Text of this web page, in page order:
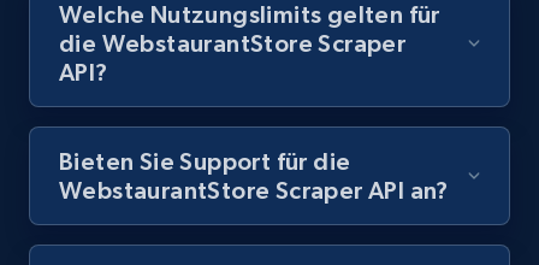
Lazada - Products - Discover products by
price, Currency, Stock, and more.
991+ 164+ Gratis testen
Welche Nutzungslimits gelten für
die WebstaurantStore Scraper
API?
Bieten Sie Support für die
WebstaurantStore Scraper API an?